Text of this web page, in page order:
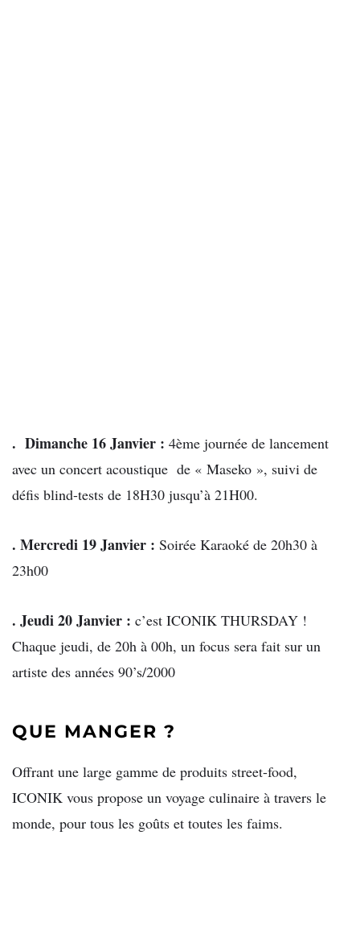
. Dimanche 16 Janvier : 4ème journée de lancement
avec un concert acoustique de « Maseko », suivi de
défis blind-tests de 18H30 jusqu’à 21H00.
. Mercredi 19 Janvier : Soirée Karaoké de 20h30 à
23h00
. Jeudi 20 Janvier : c’est ICONIK THURSDAY !
Chaque jeudi, de 20h à 00h, un focus sera fait sur un
artiste des années 90’s/2000
QUE MANGER ?
Offrant une large gamme de produits street-food,
ICONIK vous propose un voyage culinaire à travers le
monde, pour tous les goûts et toutes les faims.